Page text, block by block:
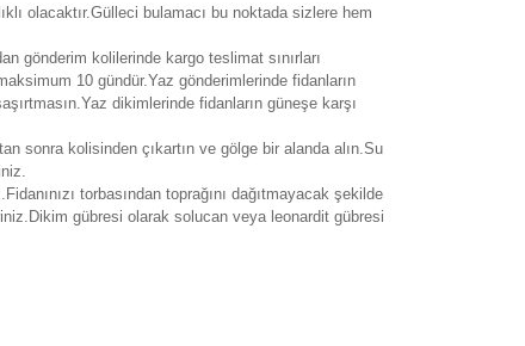
olacaktır.Gülleci bulamacı bu noktada sizlere hem
gönderim kolilerinde kargo teslimat sınırları
10 gündür.Yaz gönderimlerinde fidanların
dikimlerinde fidanların güneşe karşı
sonra kolisinden çıkartın ve gölge bir alanda alın.Su
torbasından toprağını dağıtmayacak şekilde
gübresi olarak solucan veya leonardit gübresi